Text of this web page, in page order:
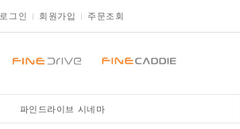
로그인 회원가입 주문조회
파인드라이브 시네마